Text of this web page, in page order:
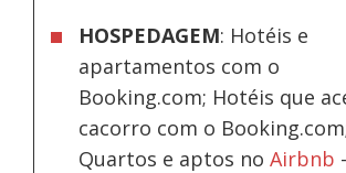
HOSPEDAGEM: Hotéis e
apartamentos com o
Booking.com; Hotéis que
cacorro com o
Quartos e aptos noAirbnb -